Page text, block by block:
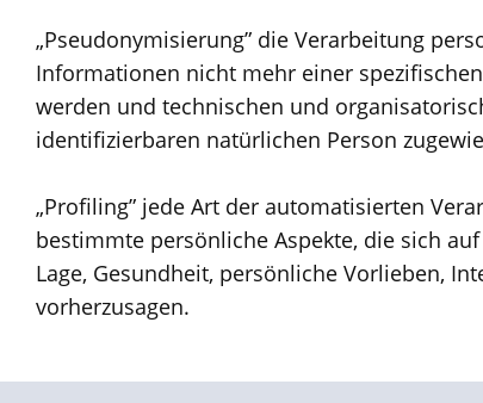
„Pseudonymisierung” die Verarbeitung
Informationen nicht mehr einer
werden und technischen und
identifizierbaren natürlichen Person
„Profiling” jede Art der automatisierten
bestimmte persönliche Aspekte, die sich
Lage, Gesundheit, persönliche Vorlieben,
vorherzusagen.